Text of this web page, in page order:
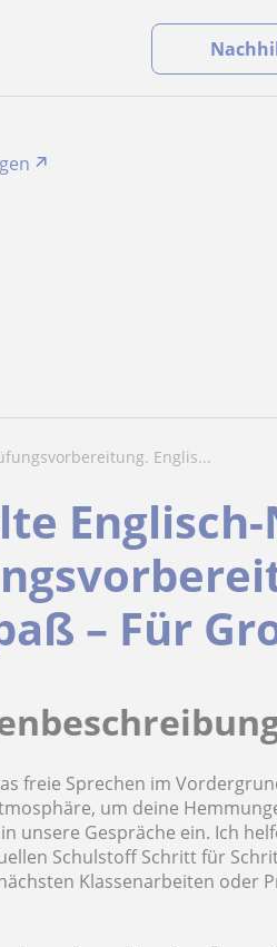
Englis...
– Für
freie Sprechen im
um deine
unsere Gespräche ein. Ich
Schulstoff Schritt für
Klassenarbeiten oder